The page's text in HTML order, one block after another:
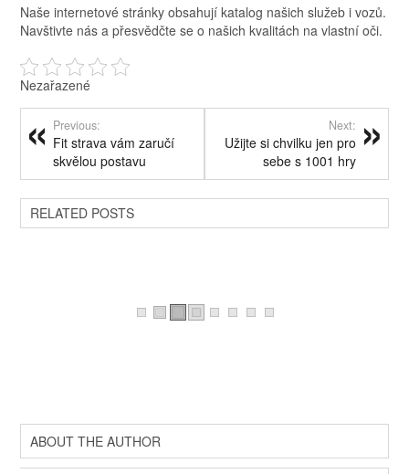
Naše internetové stránky obsahují katalog našich služeb i vozů.
Navštivte nás a přesvědčte se o našich kvalitách na vlastní oči.
Nezařazené
Previous:
Fit strava vám zaručí
skvělou postavu
Next:
Užijte si chvilku jen pro
sebe s 1001 hry
RELATED POSTS
ABOUT THE AUTHOR